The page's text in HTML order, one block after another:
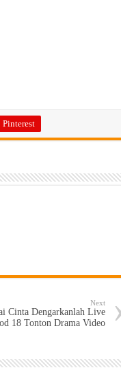
Pinterest
Next
Cinta Dengarkanlah Live
18 Tonton Drama Video